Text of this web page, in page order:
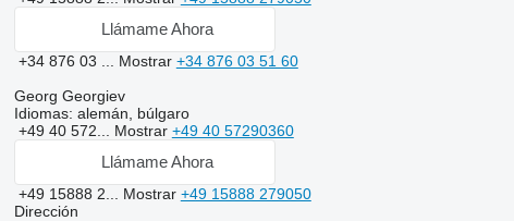
Llámame Ahora
+34 876 03 ... Mostrar +34 876 03 51 60
Georg Georgiev
Idiomas: alemán, búlgaro
+49 40 572... Mostrar +49 40 57290360
Llámame Ahora
+49 15888 2... Mostrar +49 15888 279050
Dirección